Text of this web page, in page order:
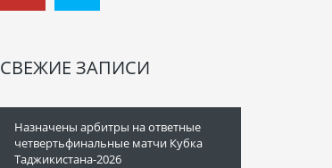
СВЕЖИЕ ЗАПИСИ
Назначены арбитры на ответные
четвертьфинальные матчи Кубка
Таджикистана-2026